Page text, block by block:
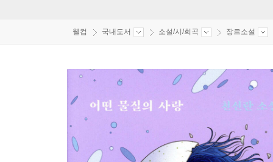
웰컴 국내도서 소설/시/희곡 장르소설